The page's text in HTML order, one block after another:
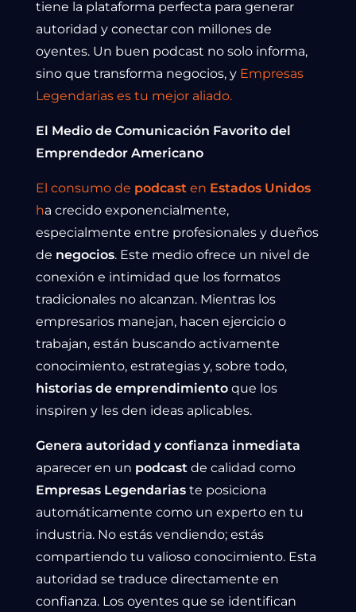
tiene la plataforma perfecta para generar
autoridad y conectar con millones de
oyentes. Un buen podcast no solo informa,
sino que transforma negocios, y Empresas
Legendarias es tu mejor aliado.
El Medio de Comunicación Favorito del
Emprendedor Americano
El consumo de podcast en Estados Unidos
ha crecido exponencialmente,
especialmente entre profesionales y dueños
de negocios. Este medio ofrece un nivel de
conexión e intimidad que los formatos
tradicionales no alcanzan. Mientras los
empresarios manejan, hacen ejercicio o
trabajan, están buscando activamente
conocimiento, estrategias y, sobre todo,
historias de emprendimiento que los
inspiren y les den ideas aplicables.
Genera autoridad y confianza inmediata
aparecer en un podcast de calidad como
Empresas Legendarias te posiciona
automáticamente como un experto en tu
industria. No estás vendiendo; estás
compartiendo tu valioso conocimiento. Esta
autoridad se traduce directamente en
confianza. Los oyentes que se identifican